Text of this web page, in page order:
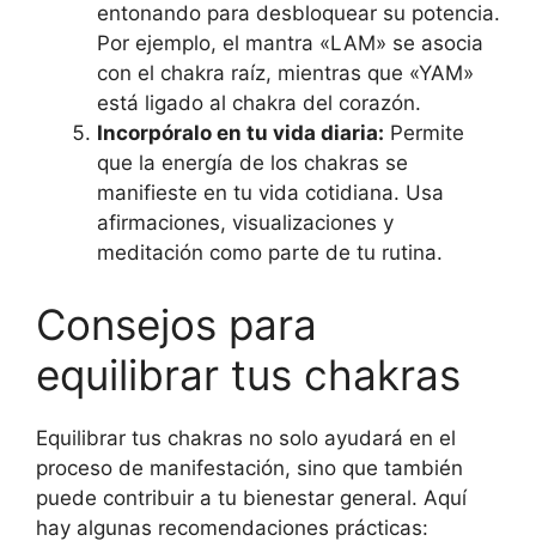
entonando para desbloquear su potencia.
Por ejemplo, el mantra «LAM» se asocia
con el chakra raíz, mientras que «YAM»
está ligado al chakra del corazón.
Incorpóralo en tu vida diaria: Permite
que la energía de los chakras se
manifieste en tu vida cotidiana. Usa
afirmaciones, visualizaciones y
meditación como parte de tu rutina.
Consejos para
equilibrar tus chakras
Equilibrar tus chakras no solo ayudará en el
proceso de manifestación, sino que también
puede contribuir a tu bienestar general. Aquí
hay algunas recomendaciones prácticas: